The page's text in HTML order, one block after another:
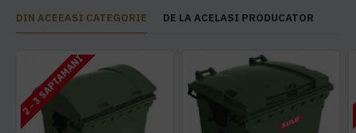
DIN ACEEASI CATEGORIE DE LA ACELASI PRODUCATOR
2 - 3 SAPTAMANI